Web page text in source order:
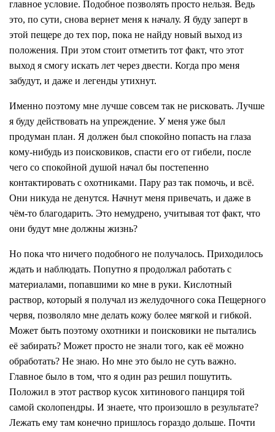
главное условие. Подобное позволять просто нельзя. Ведь
это, по сути, снова вернет меня к началу. Я буду заперт в
этой пещере до тех пор, пока не найду новый выход из
положения. При этом стоит отметить тот факт, что этот
выход я смогу искать лет через двести. Когда про меня
забудут, и даже и легенды утихнут.
Именно поэтому мне лучше совсем так не рисковать. Лучше
я буду действовать на упреждение. У меня уже был
продуман план. Я должен был спокойно попасть на глаза
кому-нибудь из поисковиков, спасти его от гибели, после
чего со спокойной душой начал бы постепенно
контактировать с охотниками. Пару раз так помочь, и всё.
Они никуда не денутся. Начнут меня привечать, и даже в
чём-то благодарить. Это немудрено, учитывая тот факт, что
они будут мне должны жизнь?
Но пока что ничего подобного не получалось. Приходилось
ждать и наблюдать. Попутно я продолжал работать с
материалами, попавшими ко мне в руки. Кислотный
раствор, который я получал из желудочного сока Пещерного
червя, позволяло мне делать кожу более мягкой и гибкой.
Может быть поэтому охотники и поисковики не пытались
её забирать? Может просто не знали того, как её можно
обработать? Не знаю. Но мне это было не суть важно.
Главное было в том, что я один раз решил пошутить.
Положил в этот раствор кусок хитинового панциря той
самой сколопендры. И знаете, что произошло в результате?
Лежать ему там конечно пришлось гораздо дольше. Почти